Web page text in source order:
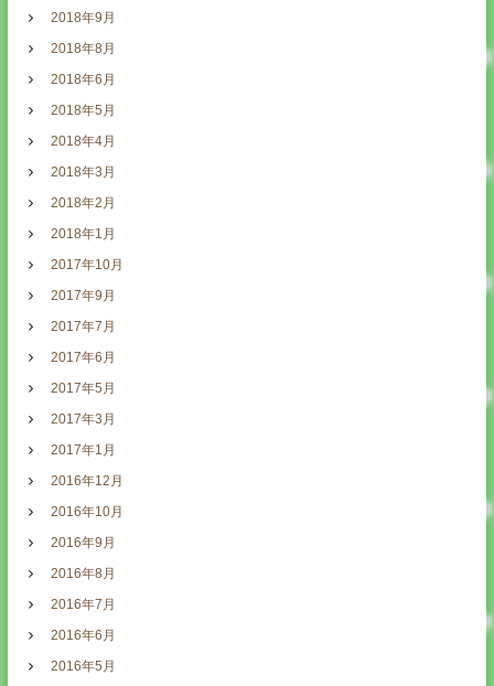
2018年9月
2018年8月
2018年6月
2018年5月
2018年4月
2018年3月
2018年2月
2018年1月
2017年10月
2017年9月
2017年7月
2017年6月
2017年5月
2017年3月
2017年1月
2016年12月
2016年10月
2016年9月
2016年8月
2016年7月
2016年6月
2016年5月